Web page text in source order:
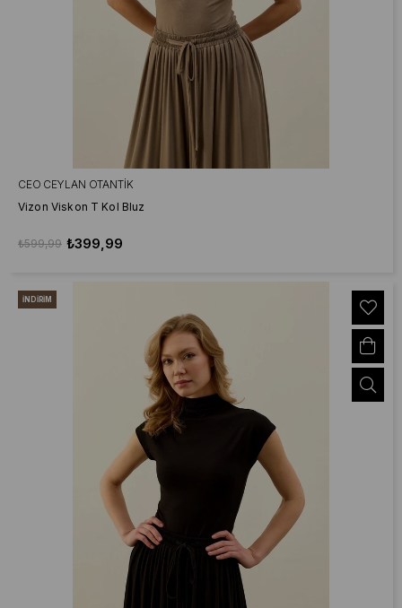
CEO CEYLAN OTANTIK
Vizon Viskon T Kol Bluz
₺399,99
₺599,99
İNDIRIM